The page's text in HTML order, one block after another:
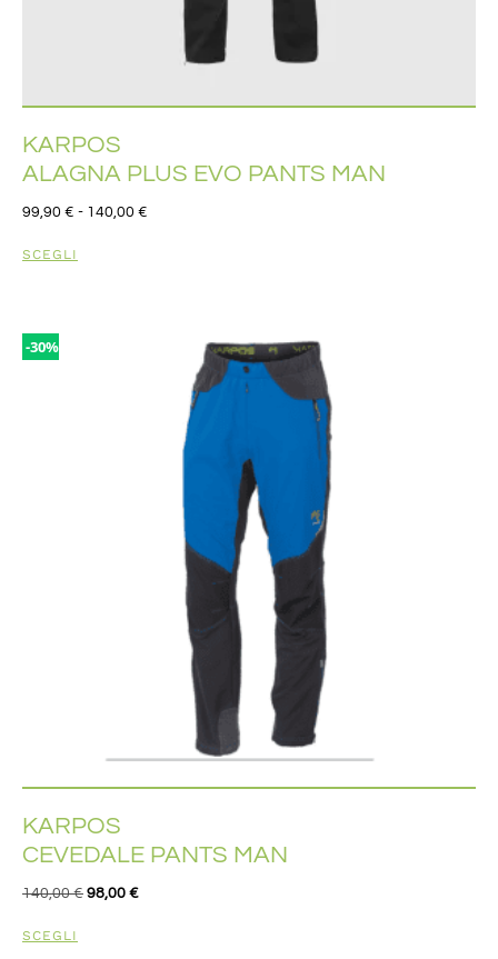
KARPOS
ALAGNA PLUS EVO PANTS MAN
99,90 € - 140,00 €
SCEGLI
-30%
KARPOS
CEVEDALE PANTS MAN
140,00€ 98,00 €
SCEGLI